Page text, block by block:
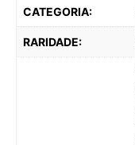
CATEGORIA:
RARIDADE: